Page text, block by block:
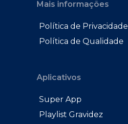
Mais informações
Política de Privacidade
Política de Qualidade
Aplicativos
Super App
Playlist Gravidez